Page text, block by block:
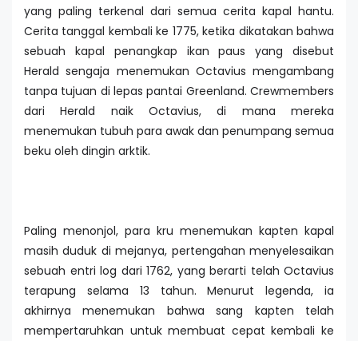
yang paling terkenal dari semua cerita kapal hantu.
Cerita tanggal kembali ke 1775, ketika dikatakan bahwa
sebuah kapal penangkap ikan paus yang disebut
Herald sengaja menemukan Octavius mengambang
tanpa tujuan di lepas pantai Greenland. Crewmembers
dari Herald naik Octavius, di mana mereka
menemukan tubuh para awak dan penumpang semua
beku oleh dingin arktik.
Paling menonjol, para kru menemukan kapten kapal
masih duduk di mejanya, pertengahan menyelesaikan
sebuah entri log dari 1762, yang berarti telah Octavius
terapung selama 13 tahun. Menurut legenda, ia
akhirnya menemukan bahwa sang kapten telah
mempertaruhkan untuk membuat cepat kembali ke